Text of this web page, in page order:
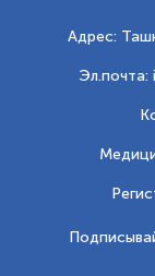
Адрес:
Эл.почта: